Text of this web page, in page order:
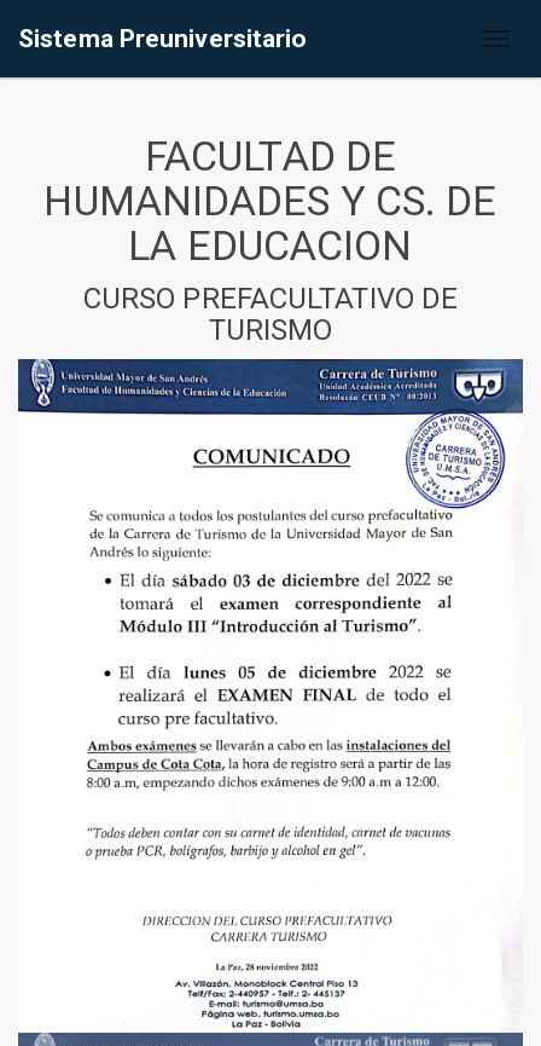
Sistema Preuniversitario
FACULTAD DE
HUMANIDADES Y CS. DE
LA EDUCACION
CURSO PREFACULTATIVO DE
TURISMO